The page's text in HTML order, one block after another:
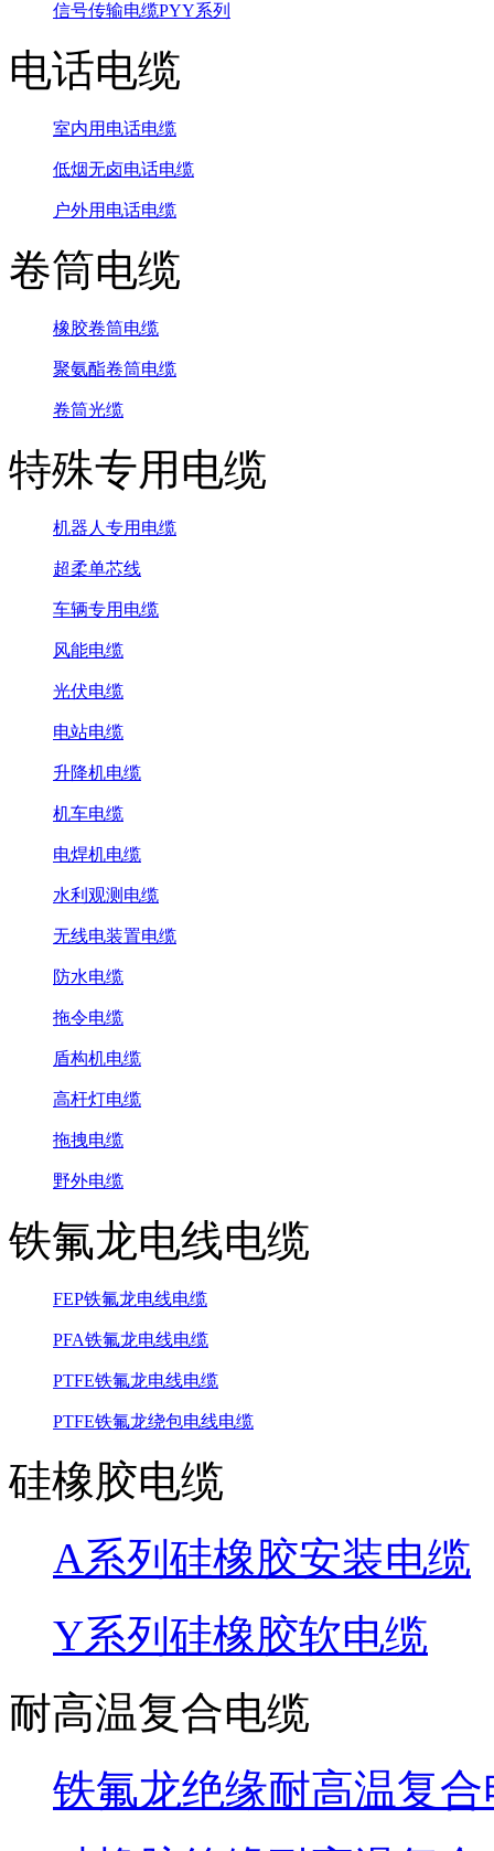
信号传输电缆PYY系列
电话电缆
室内用电话电缆
低烟无卤电话电缆
户外用电话电缆
卷筒电缆
橡胶卷筒电缆
聚氨酯卷筒电缆
卷筒光缆
特殊专用电缆
机器人专用电缆
超柔单芯线
车辆专用电缆
风能电缆
光伏电缆
电站电缆
升降机电缆
机车电缆
电焊机电缆
水利观测电缆
无线电装置电缆
防水电缆
拖令电缆
盾构机电缆
高杆灯电缆
拖拽电缆
野外电缆
铁氟龙电线电缆
FEP铁氟龙电线电缆
PFA铁氟龙电线电缆
PTFE铁氟龙电线电缆
PTFE铁氟龙绕包电线电缆
硅橡胶电缆
A系列硅橡胶安装电缆
Y系列硅橡胶软电缆
耐高温复合电缆
铁氟龙绝缘耐高温复合